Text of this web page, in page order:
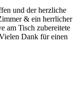
und der herzliche
& ein herrlicher
am Tisch zubereitete
Dank für einen